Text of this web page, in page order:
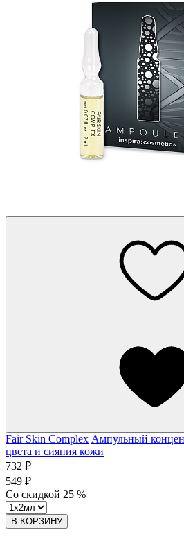
Fair Skin Complex Ампульный
цвета и сияния кожи
732 ₽
549 ₽
Со скидкой 25 %
В КОРЗИНУ